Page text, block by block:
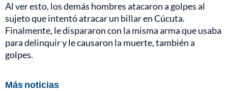
Al ver esto, los demás hombres atacaron a golpes al
sujeto que intentó atracar un billar en Cúcuta.
Finalmente, le dispararon con la misma arma que usaba
para delinquir y le causaron la muerte, también a
golpes.
Más noticias